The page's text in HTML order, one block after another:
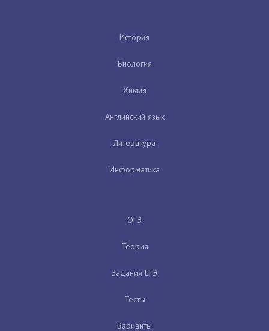
История
Биология
Химия
Английский язык
Литература
Информатика
ОГЭ
Теория
Задания ЕГЭ
Тесты
Варианты